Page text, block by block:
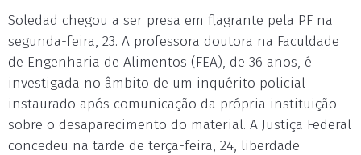
Soledad chegou a ser presa em flagrante pela PF na
segunda-feira, 23. A professora doutora na Faculdade
de Engenharia de Alimentos (FEA), de 36 anos, é
investigada no âmbito de um inquérito policial
instaurado após comunicação da própria instituição
sobre o desaparecimento do material. A Justiça Federal
concedeu na tarde de terça-feira, 24, liberdade